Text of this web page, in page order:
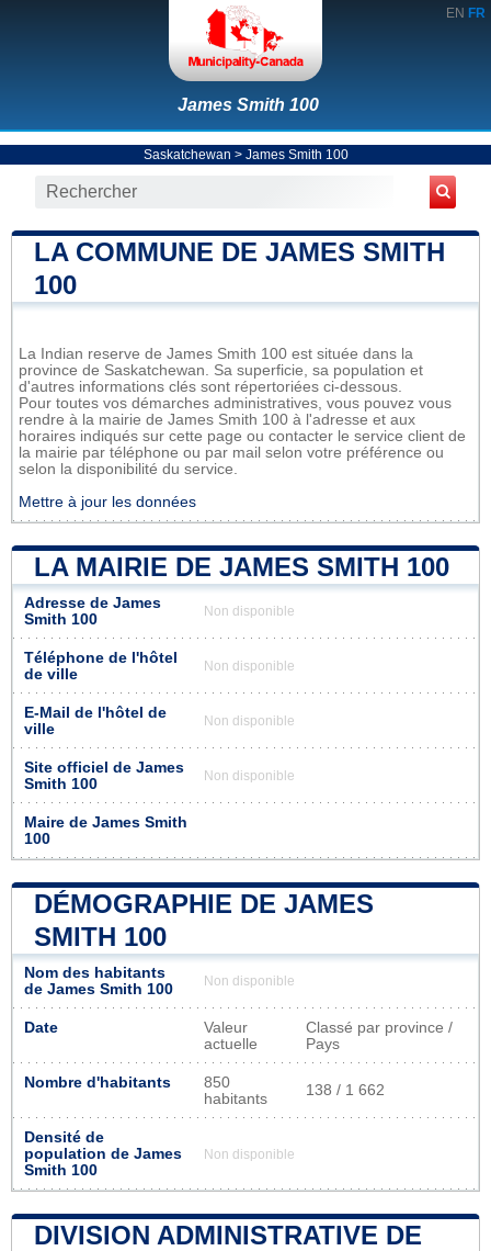
EN FR
James Smith 100
Saskatchewan > James Smith 100
LA COMMUNE DE JAMES SMITH
100
La Indian reserve de James Smith 100 est située dans la
province de Saskatchewan. Sa superficie, sa population et
d'autres informations clés sont répertoriées ci-dessous.
Pour toutes vos démarches administratives, vous pouvez vous
rendre à la mairie de James Smith 100 à l'adresse et aux
horaires indiqués sur cette page ou contacter le service client de
la mairie par téléphone ou par mail selon votre préférence ou
selon la disponibilité du service.
Mettre à jour les données
LA MAIRIE DE JAMES SMITH 100
Adresse de James
Smith 100
Non disponible
Téléphone de l'hôtel
de ville
Non disponible
E-Mail de l'hôtel de
ville
Non disponible
Site officiel de James
Smith 100
Non disponible
Maire de James Smith
100
DÉMOGRAPHIE DE JAMES
SMITH 100
Nom des habitants
de James Smith 100
Non disponible
Date
Valeur
actuelle
Classé par province /
Pays
Nombre d'habitants
850
habitants
138 / 1 662
Densité de
population de James
Smith 100
Non disponible
DIVISION ADMINISTRATIVE DE